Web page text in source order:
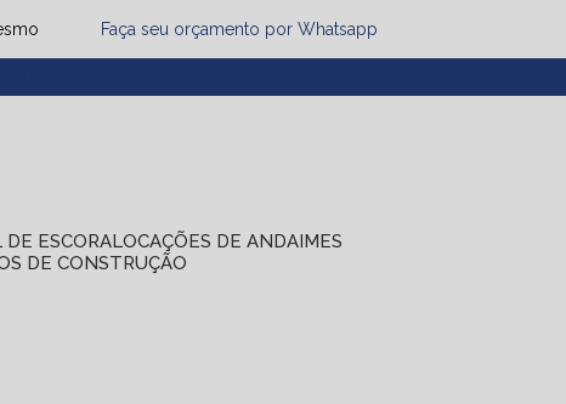
Faça seu orçamento por Whatsapp
DE ESCORA LOCAÇÕES DE ANDAIMES
DE CONSTRUÇÃO